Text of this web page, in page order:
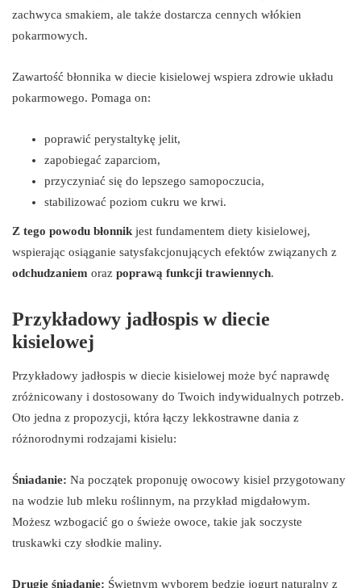
zachwyca smakiem, ale także dostarcza cennych włókien
pokarmowych.
Zawartość błonnika w diecie kisielowej wspiera zdrowie układu
pokarmowego. Pomaga on:
poprawić perystaltykę jelit,
zapobiegać zaparciom,
przyczyniać się do lepszego samopoczucia,
stabilizować poziom cukru we krwi.
Z tego powodu błonnik jest fundamentem diety kisielowej,
wspierając osiąganie satysfakcjonujących efektów związanych z
odchudzaniem oraz poprawą funkcji trawiennych.
Przykładowy jadłospis w diecie
kisielowej
Przykładowy jadłospis w diecie kisielowej może być naprawdę
zróżnicowany i dostosowany do Twoich indywidualnych potrzeb.
Oto jedna z propozycji, która łączy lekkostrawne dania z
różnorodnymi rodzajami kisielu:
Śniadanie: Na początek proponuję owocowy kisiel przygotowany
na wodzie lub mleku roślinnym, na przykład migdałowym.
Możesz wzbogacić go o świeże owoce, takie jak soczyste
truskawki czy słodkie maliny.
Drugie śniadanie: Świetnym wyborem będzie jogurt naturalny z